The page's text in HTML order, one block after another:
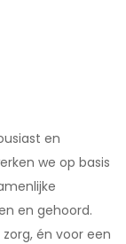
en
we op basis
en gehoord.
én voor een